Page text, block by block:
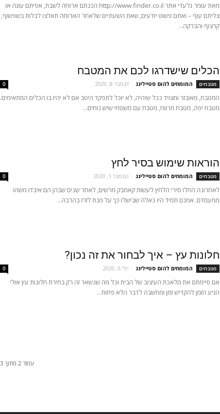
מאת עומר גלעדי אתר http://www.finder.co.il הכנתם ארוחה לשבת, אפיתם עוגה או
צליתם עוף – ואתם פשוט יודעים, שאת השעתיים שלאחר הארוחה תאלצו לבלות בשפשוף,
קרצוף והברקה...
הכלים שישדרגו לכם את המטבח
מטבחים המומחים להום סטיילינג - דצמבר 8, 2020 0
המטבח, מאובזר ומצויד ככל שיהיה, לא יוכל לתפקד היטב אם לא יהיו בו הכלים המתאימים.
מטבח יפה, מטבח מרווח, מטבח עם משטחי שיש נוחים...
הוראות שימוש בסיר לחץ
מטבחים המומחים להום סטיילינג - נובמבר 1, 2020 0
לאחרונה החלו סירי הלחץ לעשות קאמבק מרשים, לאחר שנים שבהן הם איבדו משהו
ממעמדם. אמנם תמיד היו כאלה שבישלו כך על מנת לזרז בהרבה...
חלונות עץ – איך לבחור את זה נכון?
מטבחים המומחים להום סטיילינג - יולי 6, 2020 0
אם סיימתם את מלאכת העיצוב של הבית וכל מה שנשאר זה רק בחירת חלונות עץ אולי
הגיע הזמן להקדיש זמן ומחשבה לדבר הלא פחות...
עמוד 2 מתוך 3